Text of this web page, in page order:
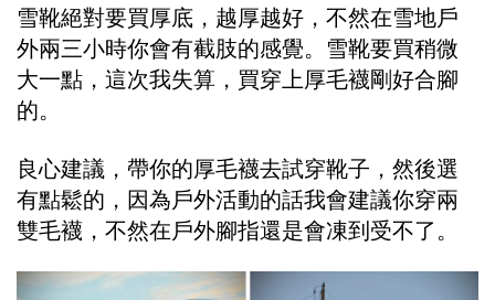
雪靴絕對要買厚底，越厚越好，不然在雪地戶
外兩三小時你會有截肢的感覺。雪靴要買稍微
大一點，這次我失算，買穿上厚毛襪剛好合腳
的。
良心建議，帶你的厚毛襪去試穿靴子，然後選
有點鬆的，因為戶外活動的話我會建議你穿兩
雙毛襪，不然在戶外腳指還是會凍到受不了。